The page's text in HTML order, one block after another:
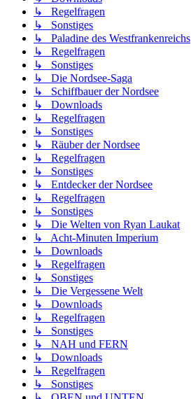
↳ Regelfragen
↳ Sonstiges
↳ Paladine des Westfrankenreichs
↳ Regelfragen
↳ Sonstiges
↳ Die Nordsee-Saga
↳ Schiffbauer der Nordsee
↳ Downloads
↳ Regelfragen
↳ Sonstiges
↳ Räuber der Nordsee
↳ Regelfragen
↳ Sonstiges
↳ Entdecker der Nordsee
↳ Regelfragen
↳ Sonstiges
↳ Die Welten von Ryan Laukat
↳ Acht-Minuten Imperium
↳ Downloads
↳ Regelfragen
↳ Sonstiges
↳ Die Vergessene Welt
↳ Downloads
↳ Regelfragen
↳ Sonstiges
↳ NAH und FERN
↳ Downloads
↳ Regelfragen
↳ Sonstiges